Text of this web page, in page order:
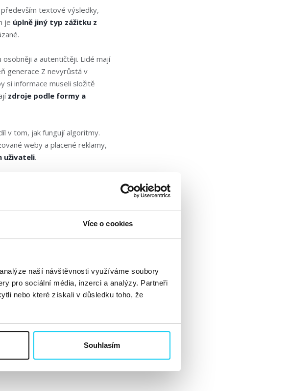
Více o cookies
naší návštěvnosti využíváme soubory
pro sociální média, inzerci a analýzy. Partneři
nebo které získali v důsledku toho, že
Souhlasím
textové výsledky,
je úplně jiný typ zážitku z
a autentičtěji. Lidé mají
generace Z nevyrůstá v
si informace museli složitě
zdroje podle formy a
v tom, jak fungují algoritmy.
weby a placené reklamy,
uživateli.
časem také propisuje.
v Česku vzrostl za rok o
jen krátkodobý výkyv. Včasné